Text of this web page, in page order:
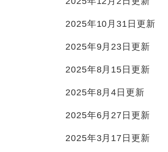
2025年10月31日更新
2025年9月23日更新
2025年8月15日更新
2025年8月4日更新
2025年6月27日更新
2025年3月17日更新